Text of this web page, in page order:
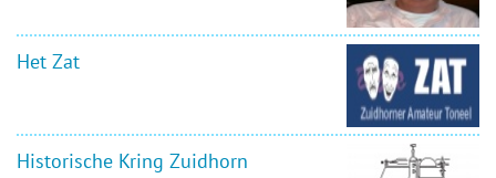
Het Zat
Historische Kring Zuidhorn